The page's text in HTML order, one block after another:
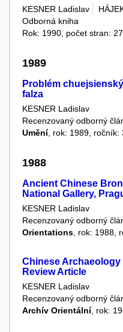
KESNER Ladislav
Odborná kniha
Rok: 1990, počet stran:
1989
Problém
falza
KESNER Ladislav
Recenzovaný odborný
Umění, rok: 1989, ročník:
1988
Ancient Chinese
National Gallery,
KESNER Ladislav
Recenzovaný odborný
Orientations , rok: 1988,
Chinese Archaeology
Review Article
KESNER Ladislav
Recenzovaný odborný
Archív Orientální, rok: